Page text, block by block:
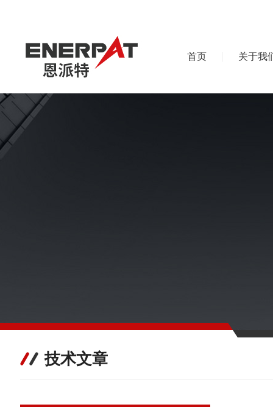
首页 关于我
技术文章